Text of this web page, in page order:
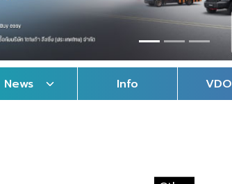
News Info VDO